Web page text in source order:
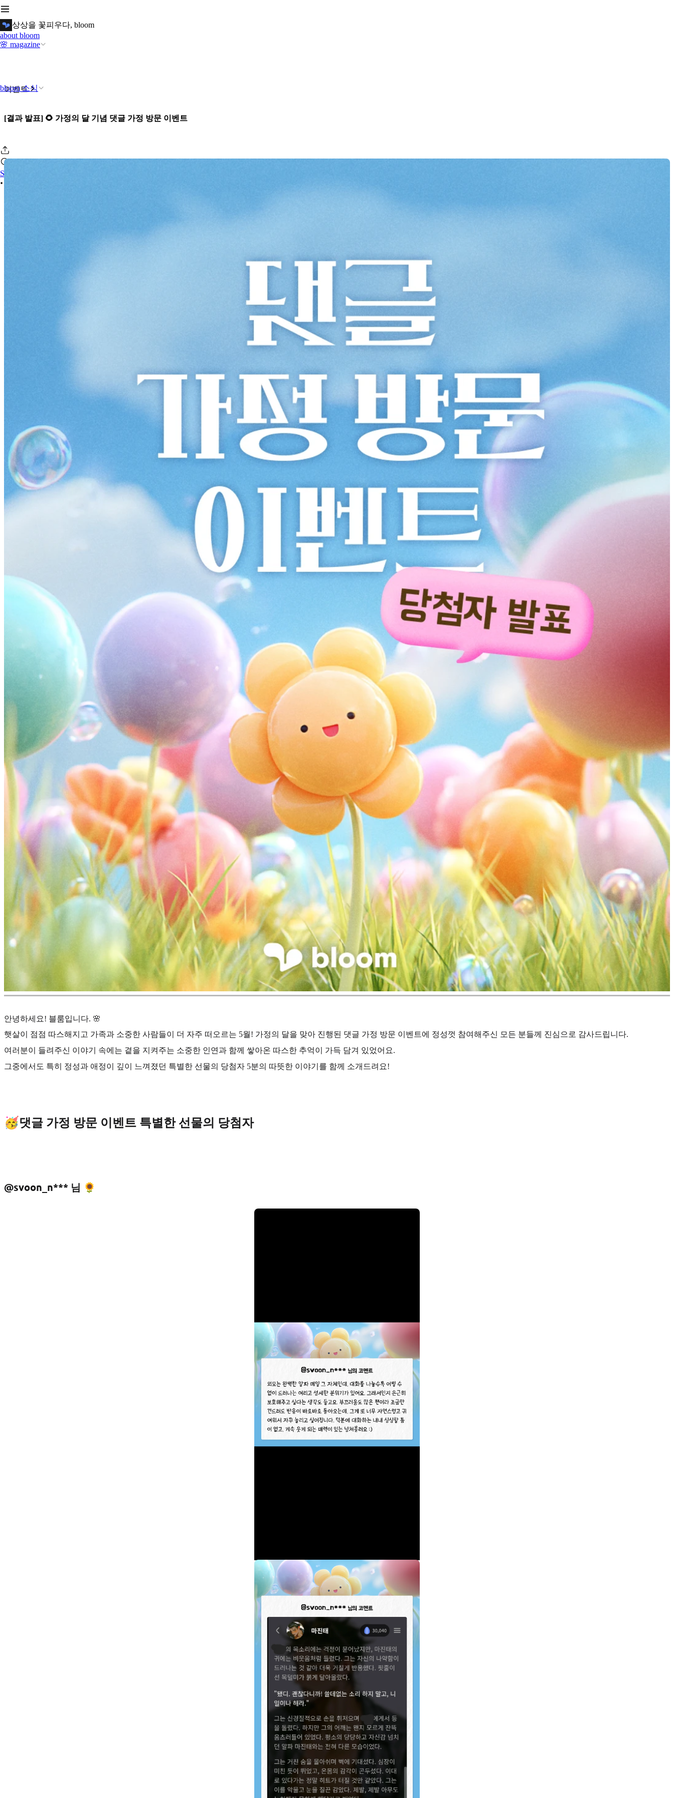
상상을 꽃피우다, bloom
about bloom
🌸 magazine
bloom 소식
Sign In
이벤트
[결과 발표] 🌻 가정의 달 기념 댓글 가정 방문 이벤트
안녕하세요! 블룸입니다. 🌸
햇살이 점점 따스해지고 가족과 소중한 사람들이 더 자주 떠오르는 5월! 가정의 달을 맞아 진행된 댓글 가정 방문 이벤트에 정성껏 참여해주신 모든 분들께 진심으로 감사드립니다.
여러분이 들려주신 이야기 속에는 곁을 지켜주는 소중한 인연과 함께 쌓아온 따스한 추억이 가득 담겨 있었어요.
그중에서도 특히 정성과 애정이 깊이 느껴졌던 특별한 선물의 당첨자 5분의 따뜻한 이야기를 함께 소개드려요!
🥳댓글 가정 방문 이벤트 특별한 선물의 당첨자
@svoon_n*** 님 🌻